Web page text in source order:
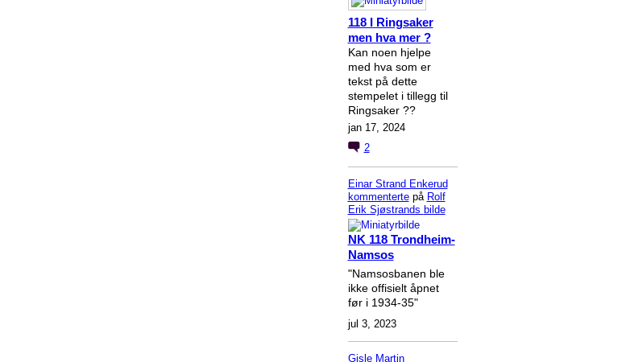
118 I Ringsaker
men hva mer ?
Kan noen hjelpe
med hva som er
tekst på dette
stempelet i tillegg til
Ringsaker ??
jan 17, 2024
2
Einar Strand Enkerud
kommentertepå Rolf
Erik Sjøstrands bilde
NK 118 Trondheim-
Namsos
"Namsosbanen ble
ikke offisielt åpnet
før i 1934-35"
jul 3, 2023
Gisle Martin